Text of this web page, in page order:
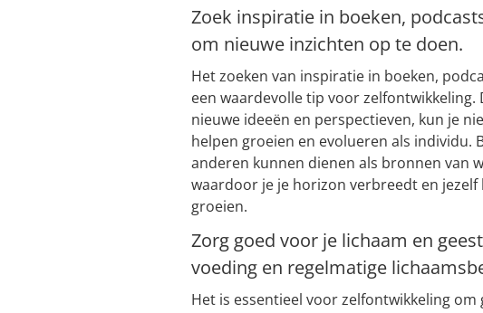
Zoek inspiratie in boeken,
om nieuwe inzichten op te doen.
Het zoeken van inspiratie in boeken,
een waardevolle tip voor
nieuwe ideeën en perspectieven, kun je
helpen groeien en evolueren als individu.
anderen kunnen dienen als bronnen van
waardoor je je horizon verbreedt en
groeien.
Zorg goed voor je lichaam en
voeding en regelmatige
Het is essentieel voor zelfontwikkeling